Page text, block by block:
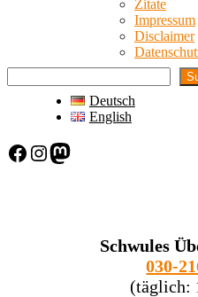
Zitate
Impressum
Disclaimer
Deutsch
English
Facebook Instagram Mastodon
Schwules
030-
(täglich: